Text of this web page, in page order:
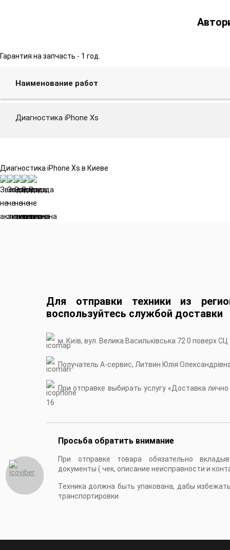
Гарантия на запчасть - 1 год.
Наименование работ
Диагностика iPhone Xs
Диагностика iPhone Xs в Киеве
Для отправки техники из
воспользуйтесь службой доставки
м. Київ, вул. Велика Васильківська 72 0 поверх
Получатель А-сервис, Литвин Юлія
При отправке выбирать услугу «Доставка
16
Просьба обратить внимание
При отправке товара обязательно
документы ( чек, описание неисправности и
Техника должна быть упакована, дабы
транспортировки.